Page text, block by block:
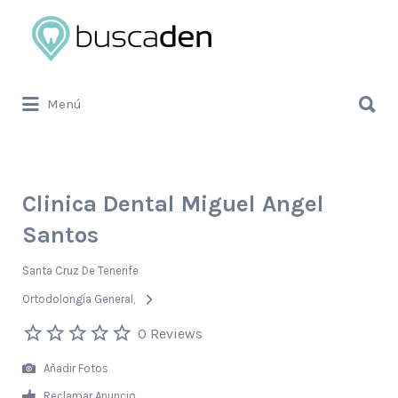
Buscar
por:
Menú
por:
Clinica Dental Miguel Angel
Santos
Santa Cruz De Tenerife
Ortodolongía General
0 Reviews
Añadir Fotos